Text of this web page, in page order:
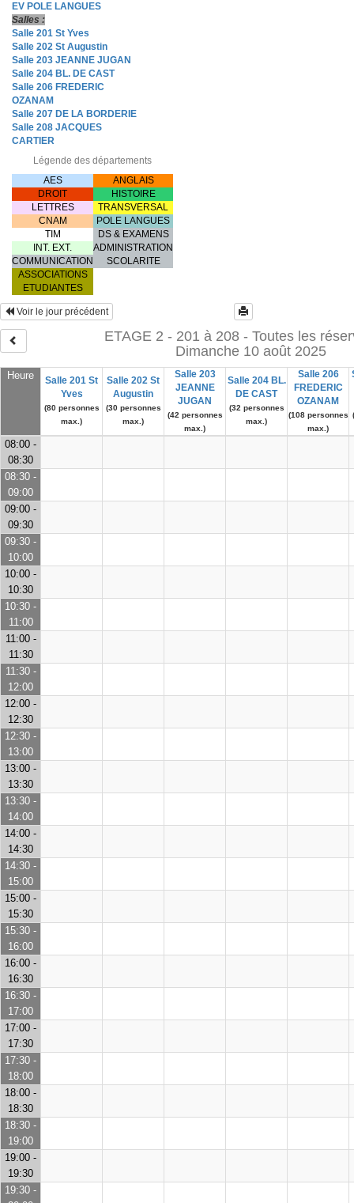
EV POLE LANGUES
Salles :
Salle 201 St Yves
Salle 202 St Augustin
Salle 203 JEANNE JUGAN
Salle 204 BL. DE CAST
Salle 206 FREDERIC
OZANAM
Salle 207 DE LA BORDERIE
Salle 208 JACQUES
CARTIER
Légende des départements
AES
ANGLAIS
DROIT
HISTOIRE
LETTRES
TRANSVERSAL
CNAM
POLE LANGUES
TIM
DS & EXAMENS
INT. EXT.
ADMINISTRATION
COMMUNICATION
SCOLARITE
ASSOCIATIONS
ETUDIANTES
Heure
Salle 201 St
Yves
(80 personnes
max.)
Salle 202 St
Augustin
(30 personnes
max.)
Salle 203
JEANNE
JUGAN
(42 personnes
max.)
Salle 204 BL.
DE CAST
(32 personnes
max.)
Salle 206
FREDERIC
OZANAM
(108 personnes
max.)
Voir le jour précédent
ETAGE 2 - 201 à 208 - Toutes les
Dimanche 10 août 2025
08:00 -
08:30
08:30 -
09:00
09:00 -
09:30
09:30 -
10:00
10:00 -
10:30
10:30 -
11:00
11:00 -
11:30
11:30 -
12:00
12:00 -
12:30
12:30 -
13:00
13:00 -
13:30
13:30 -
14:00
14:00 -
14:30
14:30 -
15:00
15:00 -
15:30
15:30 -
16:00
16:00 -
16:30
16:30 -
17:00
17:00 -
17:30
17:30 -
18:00
18:00 -
18:30
18:30 -
19:00
19:00 -
19:30
19:30 -